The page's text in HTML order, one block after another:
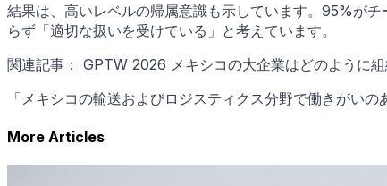
結果は、高いレベルの帰属意識も示しています。95%が
らず「適切な扱いを受けている」と考えています。
関連記事： GPTW 2026 メキシコの大企業はどのように
「メキシコの輸送およびロジスティクス分野で働きがい
More Articles